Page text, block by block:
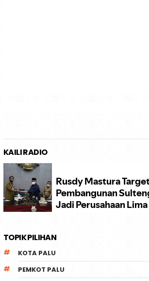
KAILI RADIO
TOPIK PILIHAN
KOTA PALU
PEMKOT PALU